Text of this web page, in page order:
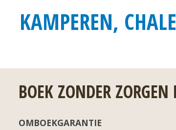
KAMPEREN,
BOEK ZONDER
OMBOEKGARANTIE